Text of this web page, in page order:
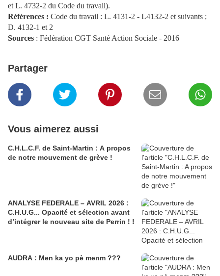
et L. 4732-2 du Code du travail).
Références : Code du travail : L. 4131-2 - L4132-2 et suivants ;
D. 4132-1 et 2
Sources : Fédération CGT Santé Action Sociale - 2016
Partager
Vous aimerez aussi
C.H.L.C.F. de Saint-Martin : A propos
de notre mouvement de grève !
ANALYSE FEDERALE – AVRIL 2026 :
C.H.U.G... Opacité et sélection avant
d’intégrer le nouveau site de Perrin ! !
AUDRA : Men ka yo pè menm ???